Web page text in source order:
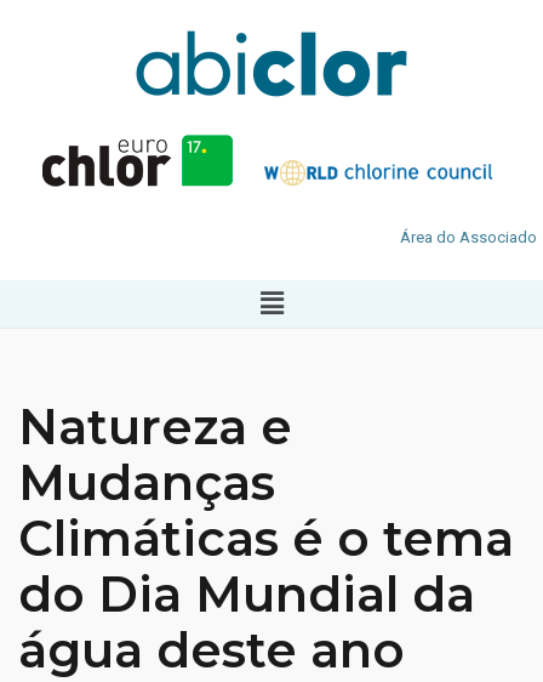
Área do Associado
Natureza e
Mudanças
Climáticas é o tema
do Dia Mundial da
água deste ano